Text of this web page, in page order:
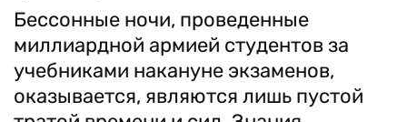
Бессонные ночи, проведенные
миллиардной армией студентов за
учебниками накануне экзаменов,
оказывается, являются лишь пустой